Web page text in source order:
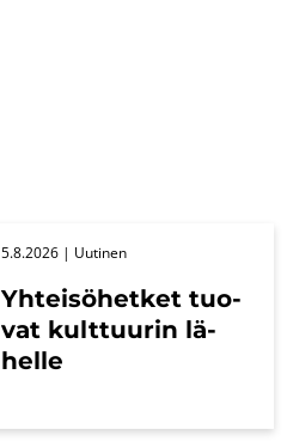
Yh­tei­sö­het­ket tuo­
vat kult­tuu­rin lä­
hel­le
5.8.2026 | Uu­ti­nen